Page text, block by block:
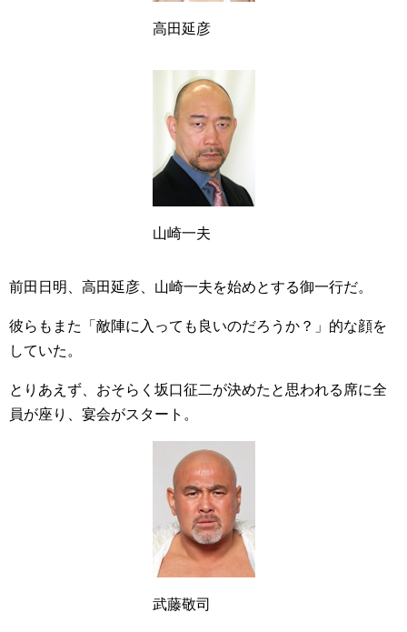
高田延彦
山崎一夫
前田日明、高田延彦、山崎一夫を始めとする御一行だ。
彼らもまた「敵陣に入っても良いのだろうか？」的な顔を
していた。
とりあえず、おそらく坂口征二が決めたと思われる席に全
員が座り、宴会がスタート。
武藤敬司